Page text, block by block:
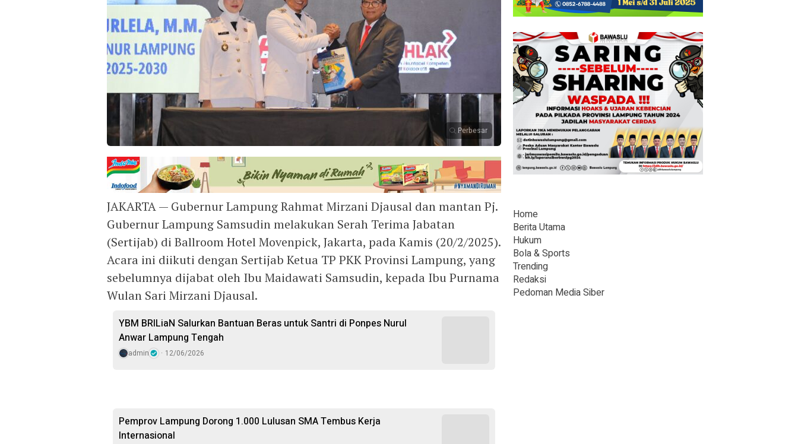
Perbesar
JAKARTA — Gubernur Lampung Rahmat Mirzani Djausal dan mantan Pj.
Gubernur Lampung Samsudin melakukan Serah Terima Jabatan
(Sertijab) di Ballroom Hotel Movenpick, Jakarta, pada Kamis (20/2/2025).
Acara ini diikuti dengan Sertijab Ketua TP PKK Provinsi Lampung, yang
sebelumnya dijabat oleh Ibu Maidawati Samsudin, kepada Ibu Purnama
Wulan Sari Mirzani Djausal.
YBM BRILiaN Salurkan Bantuan Beras untuk Santri di Ponpes Nurul
Anwar Lampung Tengah
admin 12/06/2026
Pemprov Lampung Dorong 1.000 Lulusan SMA Tembus Kerja
Internasional
Home
Berita Utama
Hukum
Bola & Sports
Trending
Redaksi
Pedoman Media Siber